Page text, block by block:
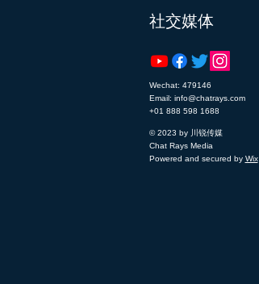
​社交媒体
Wechat: 479146
Email: info@chatrays.com
+01 888 598 1688
© 2023 by 川锐传媒
Chat Rays Media
Powered and secured by Wix